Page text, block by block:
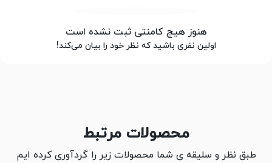
هنوز هیچ کامنتی ثبت نشده است
اولین نفری باشید که نظر خود را بیان می‌کند!
محصولات مرتبط
طبق نظر و سلیقه ی شما محصولات زیر را گردآوری کرده ایم